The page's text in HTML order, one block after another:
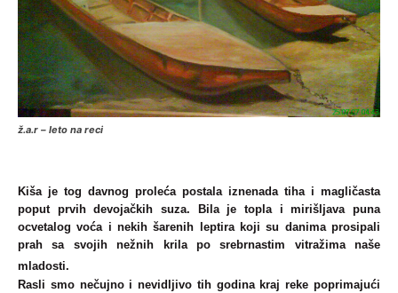
ž.a.r – leto na reci
Kiša je tog davnog proleća postala iznenada tiha i magličasta
poput prvih devojačkih suza. Bila je topla i mirišljava puna
ocvetalog voća i nekih šarenih leptira koji su danima prosipali
prah sa svojih nežnih krila po srebrnastim vitražima naše
mladosti.
Rasli smo nečujno i nevidljivo tih godina kraj reke poprimajući